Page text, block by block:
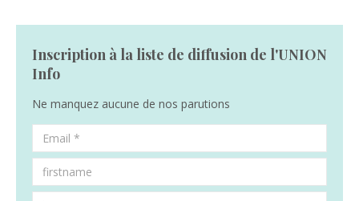
Inscription à la liste de diffusion de l'UNION
Info
Ne manquez aucune de nos parutions